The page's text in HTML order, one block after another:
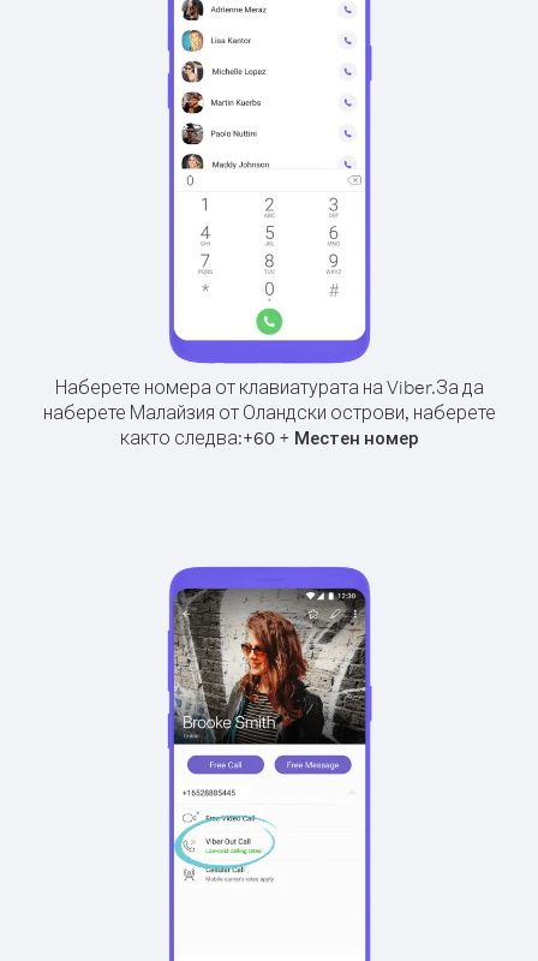
Наберете номера от клавиатурата на Viber.За да
наберете Малайзия от Оландски острови, наберете
както следва:+60+ Местен номер